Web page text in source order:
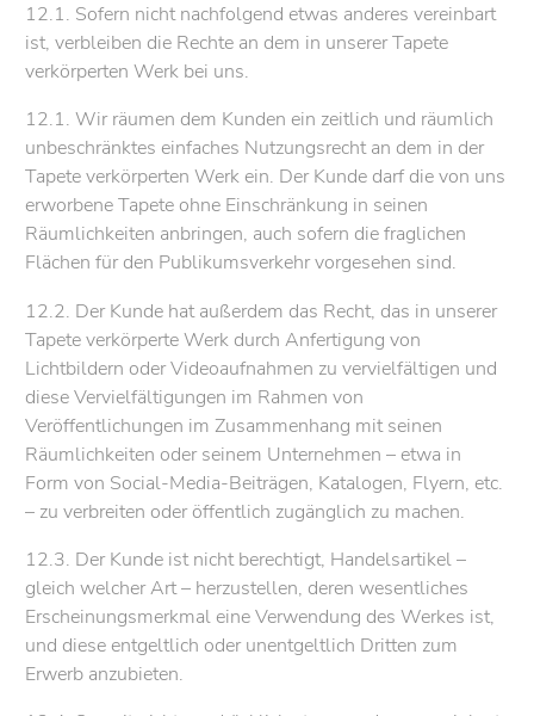
12.1. Sofern nicht nachfolgend etwas anderes vereinbart
ist, verbleiben die Rechte an dem in unserer Tapete
verkörperten Werk bei uns.
12.1. Wir räumen dem Kunden ein zeitlich und räumlich
unbeschränktes einfaches Nutzungsrecht an dem in der
Tapete verkörperten Werk ein. Der Kunde darf die von uns
erworbene Tapete ohne Einschränkung in seinen
Räumlichkeiten anbringen, auch sofern die fraglichen
Flächen für den Publikumsverkehr vorgesehen sind.
12.2. Der Kunde hat außerdem das Recht, das in unserer
Tapete verkörperte Werk durch Anfertigung von
Lichtbildern oder Videoaufnahmen zu vervielfältigen und
diese Vervielfältigungen im Rahmen von
Veröffentlichungen im Zusammenhang mit seinen
Räumlichkeiten oder seinem Unternehmen – etwa in
Form von Social-Media-Beiträgen, Katalogen, Flyern, etc.
– zu verbreiten oder öffentlich zugänglich zu machen.
12.3. Der Kunde ist nicht berechtigt, Handelsartikel –
gleich welcher Art – herzustellen, deren wesentliches
Erscheinungsmerkmal eine Verwendung des Werkes ist,
und diese entgeltlich oder unentgeltlich Dritten zum
Erwerb anzubieten.